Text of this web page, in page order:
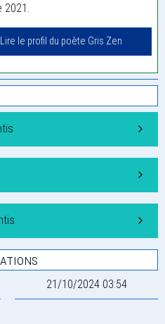
2021.
Lire le profil du poète Gris Zen
21/10/2024 03:54